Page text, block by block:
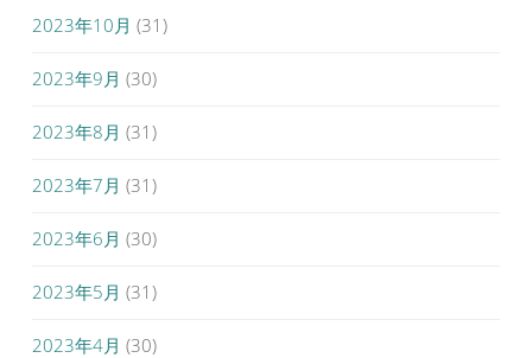
2023年10月 (31)
2023年9月 (30)
2023年8月 (31)
2023年7月 (31)
2023年6月 (30)
2023年5月 (31)
2023年4月 (30)